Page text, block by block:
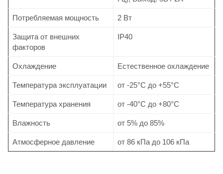
Потребляемая мощность 2 Вт
Защита от внешних
факторов
IP40
Охлаждение Естественное охлаждение
Температура эксплуатации от -25°C до +55°C
Температура хранения от -40°C до +80°C
Влажность от 5% до 85%
Атмосферное давление от 86 кПа до 106 кПа